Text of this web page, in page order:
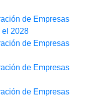
de Empresas
el 2028
de Empresas
de Empresas
de Empresas